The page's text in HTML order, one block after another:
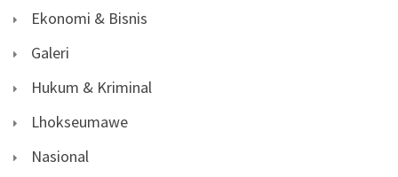
Ekonomi & Bisnis
Galeri
Hukum & Kriminal
Lhokseumawe
Nasional